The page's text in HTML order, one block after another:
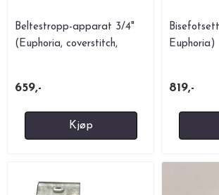
Beltestropp-apparat 3/4"
(Euphoria, coverstitch,
659,-
Kjøp
Euphoria)
819,-